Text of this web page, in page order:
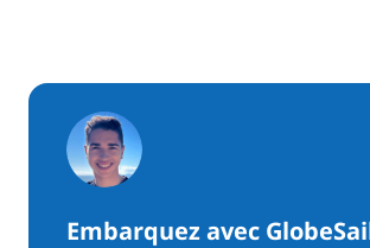
Embarquez avec